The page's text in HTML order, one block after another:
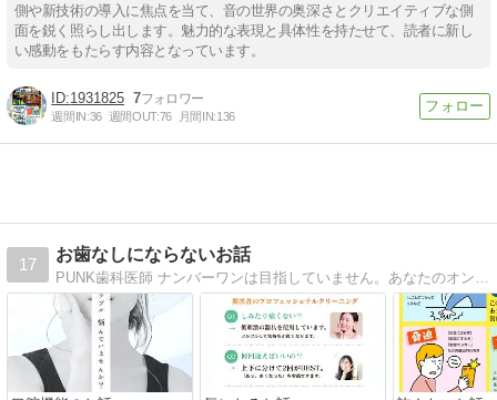
側や新技術の導入に焦点を当て、音の世界の奥深さとクリエイティブな側
面を鋭く照らし出します。魅力的な表現と具体性を持たせて、読者に新し
い感動をもたらす内容となっています。
1931825 7
週間IN:36 週間OUT:76 月間IN:136
17
お歯なしにならないお話
PUNK歯科医師 ナンバーワンは目指していません。あなたのオンリーワンでありたいのです。